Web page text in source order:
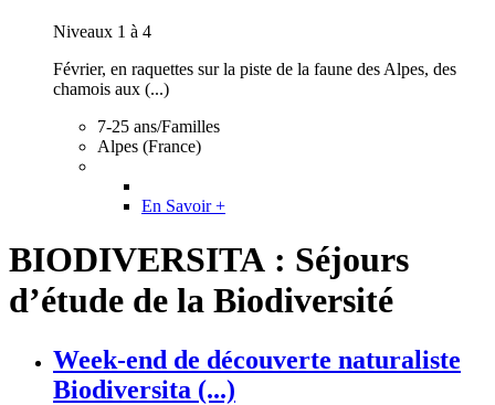
Niveaux 1 à 4
Février, en raquettes sur la piste de la faune des Alpes, des
chamois aux (...)
7-25 ans/Familles
Alpes (France)
En Savoir +
BIODIVERSITA : Séjours
d’étude de la Biodiversité
Week-end de découverte naturaliste
Biodiversita (...)